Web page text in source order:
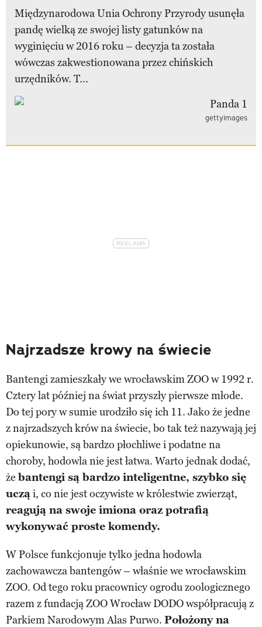
Międzynarodowa Unia Ochrony Przyrody usunęła
pandę wielką ze swojej listy gatunków na
wyginięciu w 2016 roku – decyzja ta została
wówczas zakwestionowana przez chińskich
urzędników. T...
gettyimages
Najrzadsze krowy na świecie
Bantengi zamieszkały we wrocławskim ZOO w 1992 r.
Cztery lat później na świat przyszły pierwsze młode.
Do tej pory w sumie urodziło się ich 11. Jako że jedne
z najrzadszych krów na świecie, bo tak też nazywają jej
opiekunowie, są bardzo płochliwe i podatne na
choroby, hodowla nie jest łatwa. Warto jednak dodać,
żebantengi są bardzo inteligentne, szybko się
ucząi, co nie jest oczywiste w królestwie zwierząt,
reagują na swoje imiona oraz potrafią
wykonywać proste komendy.
W Polsce funkcjonuje tylko jedna hodowla
zachowawcza bantengów – właśnie we wrocławskim
ZOO. Od tego roku pracownicy ogrodu zoologicznego
razem z fundacją ZOO Wrocław DODO współpracują z
Parkiem Narodowym Alas Purwo. Położony na